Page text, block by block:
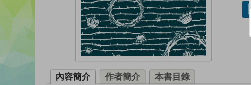
內容簡介 作者簡介 本書目錄